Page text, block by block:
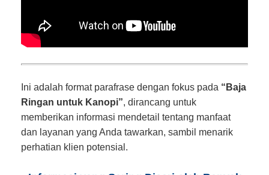
Ini adalah format parafrase dengan fokus pada “Baja
Ringan untuk Kanopi”, dirancang untuk
memberikan informasi mendetail tentang manfaat
dan layanan yang Anda tawarkan, sambil menarik
perhatian klien potensial.